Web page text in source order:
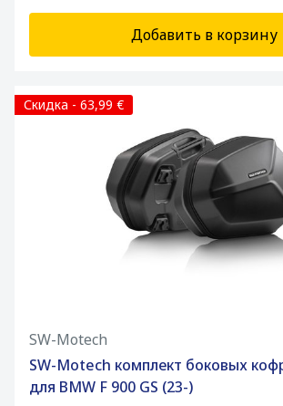
Добавить в корзину
Скидка - 63,99 €
SW-Motech
SW-Motech комплект боковых
для BMW F 900 GS (23-)